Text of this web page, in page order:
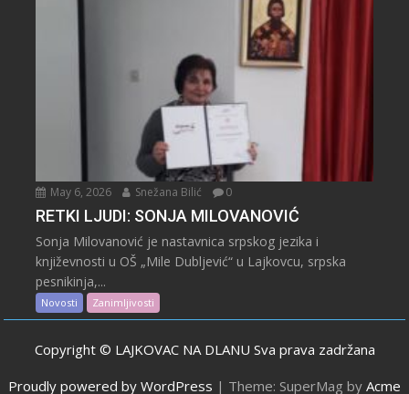
May 6, 2026 Snežana Bilić 0
RETKI LJUDI: SONJA MILOVANOVIĆ
Sonja Milovanović je nastavnica srpskog jezika i
književnosti u OŠ „Mile Dubljević“ u Lajkovcu, srpska
pesnikinja,...
Novosti Zanimljivosti
Copyright © LAJKOVAC NA DLANU Sva prava zadržana
Proudly powered by WordPress | Theme: SuperMag by Acme